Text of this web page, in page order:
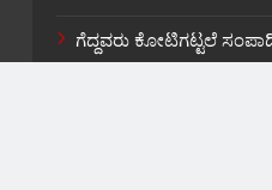
ಗೆದ್ದವರು ಕೋಟಿಗಟ್ಟಲೆ